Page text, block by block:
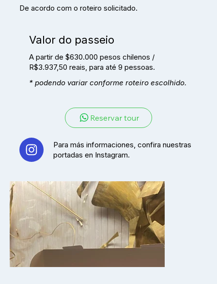
De acordo com o roteiro solicitado.
Valor do passeio
A partir de $630.000 pesos chilenos /
R$3.937,50 reais, para até 9 pessoas.
* podendo variar conforme roteiro escolhido.
Reservar tour
Para más informaciones, confira nuestras
portadas en Instagram.